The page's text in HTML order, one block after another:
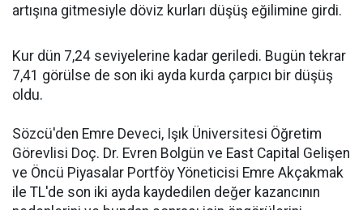
artışına gitmesiyle döviz kurları düşüş eğilimine girdi.
Kur dün 7,24 seviyelerine kadar geriledi. Bugün tekrar
7,41 görülse de son iki ayda kurda çarpıcı bir düşüş
oldu.
Sözcü'den Emre Deveci, Işık Üniversitesi Öğretim
Görevlisi Doç. Dr. Evren Bolgün ve East Capital Gelişen
ve Öncü Piyasalar Portföy Yöneticisi Emre Akçakmak
ile TL'de son iki ayda kaydedilen değer kazancının